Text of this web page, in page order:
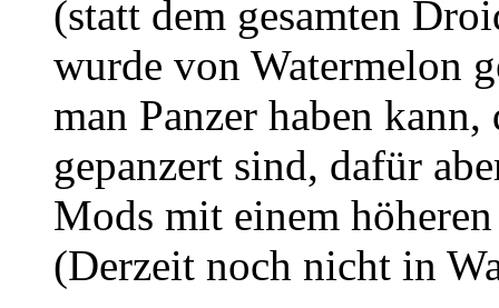
(statt dem gesamten
wurde von Watermelon
man Panzer haben
gepanzert sind, dafür
Mods mit einem
(Derzeit noch nicht in